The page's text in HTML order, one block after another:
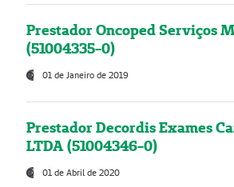
Prestador Oncoped Serviços
(51004335-0)
01 de Janeiro de 2019
Prestador Decordis Exames
LTDA (51004346-0)
01 de Abril de 2020